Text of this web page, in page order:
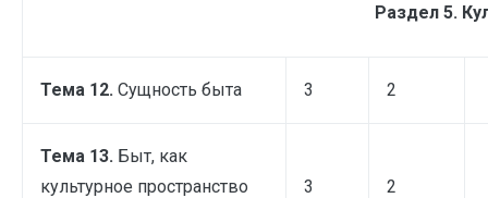
Раздел 5.
Тема 12. Сущность быта 3 2
Тема 13. Быт, как
культурное пространство
3 2